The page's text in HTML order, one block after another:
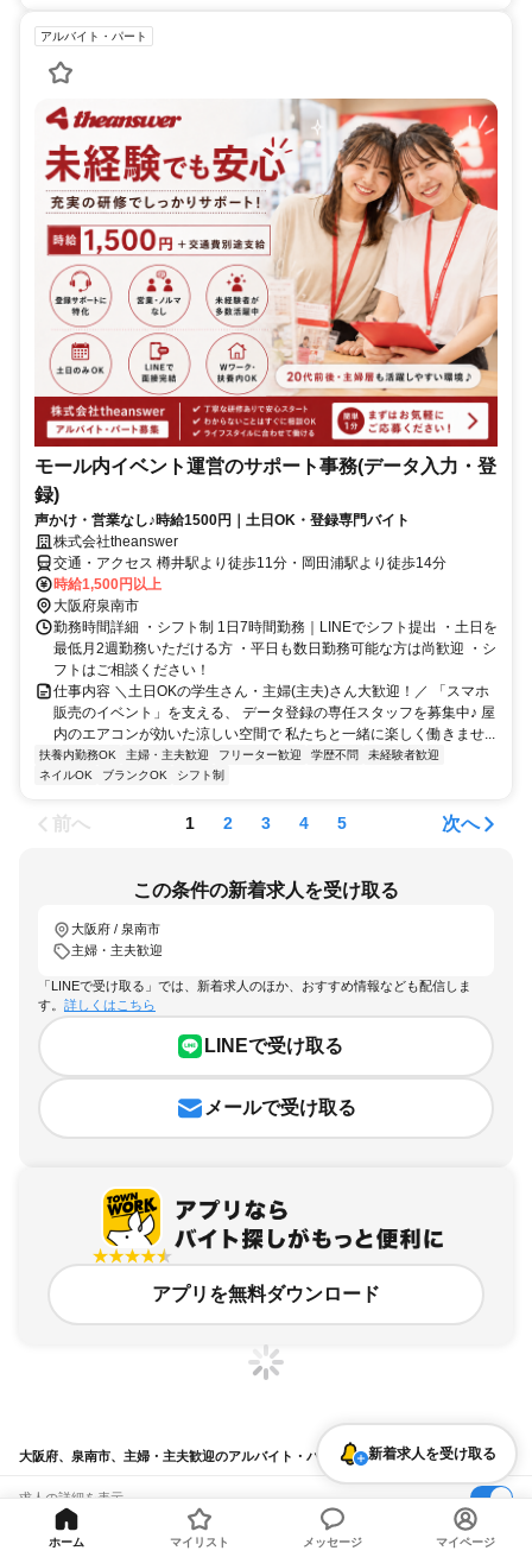
アルバイト・パート
モール内イベント運営のサポート事務(データ入力・登
録)
声かけ・営業なし♪時給1500円｜土日OK・登録専門バイト
株式会社theanswer
交通・アクセス 樽井駅より徒歩11分・岡田浦駅より徒歩14分
時給1,500円以上
大阪府泉南市
勤務時間詳細 ・シフト制 1日7時間勤務｜LINEでシフト提出 ・土日を
最低月2週勤務いただける方 ・平日も数日勤務可能な方は尚歓迎 ・シ
フトはご相談ください！
仕事内容 ＼土日OKの学生さん・主婦(主夫)さん大歓迎！／ 「スマホ
販売のイベント」を支える、 データ登録の専任スタッフを募集中♪ 屋
内のエアコンが効いた涼しい空間で 私たちと一緒に楽しく働きませ...
扶養内勤務OK 主婦・主夫歓迎 フリーター歓迎 学歴不問
未経験者歓迎
ネイルOK
ブランクOK シフト制
前へ 1 2 3 4 5 次へ
この条件の新着求人を受け取る
大阪府 / 泉南市
主婦・主夫歓迎
「LINEで受け取る」では、新着求人のほか、おすすめ情報なども配信しま
す。 詳しくはこちら
LINEで受け取る
メールで受け取る
アプリを無料ダウンロード
大阪府、泉南市、主婦・主夫歓迎のアルバイト・バイト求人情報
求人の詳細を表示
条件を追加・変更して検索
新着求人を受け取る
ホーム マイリスト メッセージ マイページ